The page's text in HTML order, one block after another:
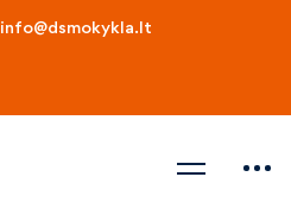
info@dsmokykla.lt